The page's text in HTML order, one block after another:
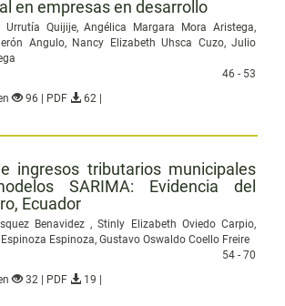
en empresas en desarrollo
Urrutía Quijije, Angélica Margara Mora Aristega,
Angulo, Nancy Elizabeth Uhsca Cuzo, Julio
46 - 53
96 | PDF 62 |
ingresos tributarios municipales
SARIMA: Evidencia del
Ecuador
Benavidez , Stinly Elizabeth Oviedo Carpio,
Espinoza, Gustavo Oswaldo Coello Freire
54 - 70
32 | PDF 19 |